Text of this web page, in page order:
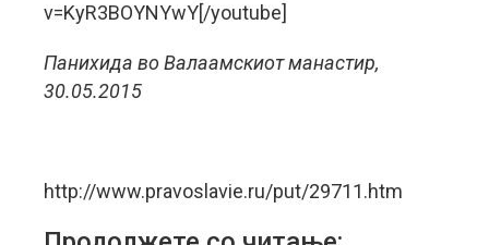
v=KyR3BOYNYwY[/youtube]
Панихида во Валаамскиот манастир,
30.05.2015
http://www.pravoslavie.ru/put/29711.htm